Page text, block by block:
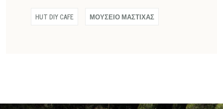
HUT DIY CAFE ΜΟΥΣΕΙΟ ΜΑΣΤΙΧΑΣ